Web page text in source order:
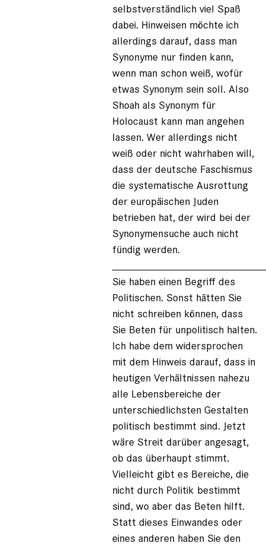
selbstverständlich viel Spaß
dabei. Hinweisen möchte ich
allerdings darauf, dass man
Synonyme nur finden kann,
wenn man schon weiß, wofür
etwas Synonym sein soll. Also
Shoah als Synonym für
Holocaust kann man angehen
lassen. Wer allerdings nicht
weiß oder nicht wahrhaben will,
dass der deutsche Faschismus
die systematische Ausrottung
der europäischen Juden
betrieben hat, der wird bei der
Synonymensuche auch nicht
fündig werden.
Sie haben einen Begriff des
Politischen. Sonst hätten Sie
nicht schreiben können, dass
Sie Beten für unpolitisch halten.
Ich habe dem widersprochen
mit dem Hinweis darauf, dass in
heutigen Verhältnissen nahezu
alle Lebensbereiche der
unterschiedlichsten Gestalten
politisch bestimmt sind. Jetzt
wäre Streit darüber angesagt,
ob das überhaupt stimmt.
Vielleicht gibt es Bereiche, die
nicht durch Politik bestimmt
sind, wo aber das Beten hilft.
Statt dieses Einwandes oder
eines anderen haben Sie den